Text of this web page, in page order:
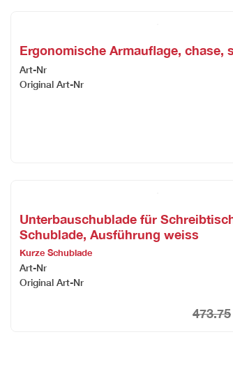
Ergonomische Armauflage, chase,
Art-Nr
Original Art-Nr
Unterbauschublade für
Schublade, Ausführung weiss
Kurze Schublade
Art-Nr
Original Art-Nr
473.75